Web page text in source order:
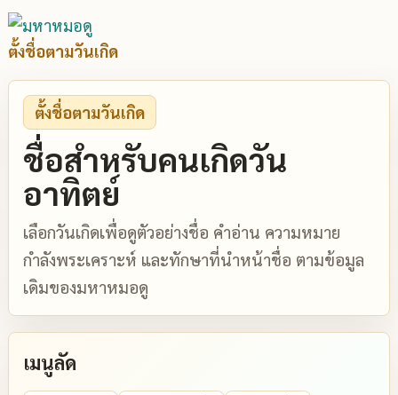
ตั้งชื่อตามวันเกิด
ตั้งชื่อตามวันเกิด
ชื่อสำหรับคนเกิดวัน
อาทิตย์
เลือกวันเกิดเพื่อดูตัวอย่างชื่อ คำอ่าน ความหมาย
กำลังพระเคราะห์ และทักษาที่นำหน้าชื่อ ตามข้อมูล
เดิมของมหาหมอดู
เมนูลัด